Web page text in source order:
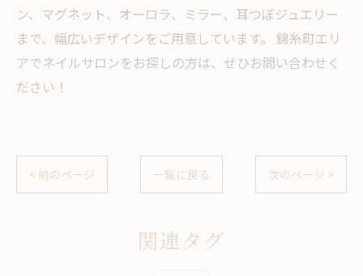
ン、マグネット、オーロラ、ミラー、耳つぼジュエリー
まで、幅広いデザインをご用意しています。 錦糸町エリ
アでネイルサロンをお探しの方は、ぜひお問い合わせく
ださい！
< 前のページ 一覧に戻る 次のページ >
関連タグ